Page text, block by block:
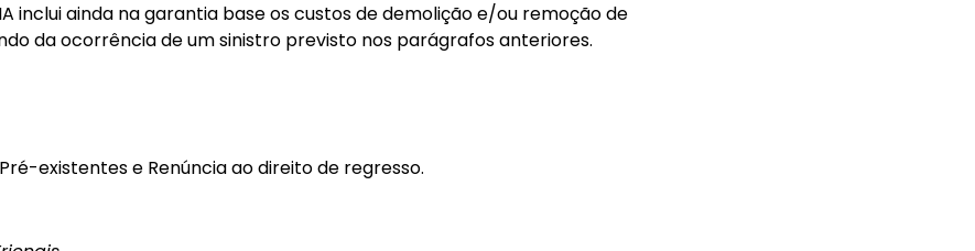
inclui ainda na garantia base os custos de demolição e/ou remoção de
da ocorrência de um sinistro previsto nos parágrafos anteriores.
existentes e Renúncia ao direito de regresso.